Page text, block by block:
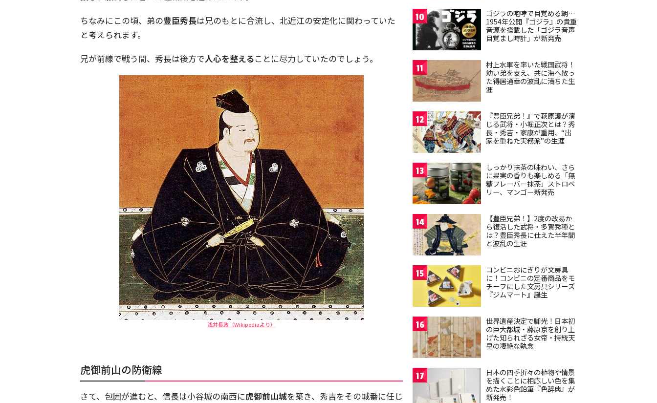
ちなみにこの頃、弟の豊臣秀長は兄のもとに合流し、北近江の安定化に関わっていた
と考えられます。
兄が前線で戦う間、秀長は後方で人心を整えることに尽力していたのでしょう。
浅井長政（Wikipediaより）
虎御前山の防衛線
さて、包囲が進むと、信長は小谷城の南西に虎御前山城を築き、秀吉をその城番に任じ
10
ゴジラの咆哮で目覚める朝…
1954年公開『ゴジラ』の貴重
音源を搭載した「ゴジラ音声
目覚まし時計」が新発売
11
村上水軍を率いた戦国武将！
幼い弟を支え、共に海へ散っ
た得居通幸の波乱に満ちた生
涯
12
『豊臣兄弟！』で萩原護が演
じる武将・小堀正次とは？秀
長・秀吉・家康が重用、“出
家を重ねた実務派”の生涯
13
しっかり抹茶の味わい、さら
に果実の香りも楽しめる「無
糖フレーバー抹茶」ストロベ
リー、マンゴー新発売
14
【豊臣兄弟！】2度の改易か
ら復活した武将・多賀秀種と
は？豊臣秀長に仕えた半年間
と波乱の生涯
15
コンビニおにぎりが文房具
に！コンビニの定番商品をモ
チーフにした文房具シリーズ
『ジムマート』誕生
16
世界遺産決定で脚光！日本初
の巨大都城・藤原京を創り上
げた知られざる女帝・持統天
皇の凄絶な執念
17
日本の四季折々の植物や情景
を描くことに相応しい色を集
めた水彩色鉛筆『色辞典』が
新発売！